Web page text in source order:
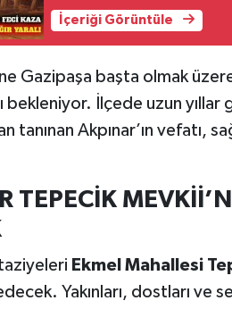
İçeriği Görüntüle
Gazipaşa başta olmak
bekleniyor. İlçede uzun
tanınan Akpınar’ın vefatı,
TEPECİK
Ekmel Mahallesi
Yakınları, dostları ve